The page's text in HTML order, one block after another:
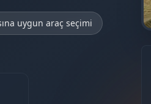
uygun araç seçimi